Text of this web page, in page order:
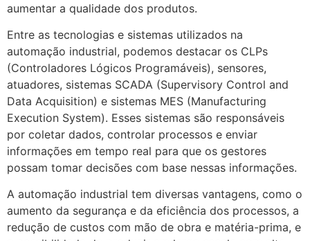
aumentar a qualidade dos produtos.
Entre as tecnologias e sistemas utilizados na
automação industrial, podemos destacar os CLPs
(Controladores Lógicos Programáveis), sensores,
atuadores, sistemas SCADA (Supervisory Control and
Data Acquisition) e sistemas MES (Manufacturing
Execution System). Esses sistemas são responsáveis
por coletar dados, controlar processos e enviar
informações em tempo real para que os gestores
possam tomar decisões com base nessas informações.
A automação industrial tem diversas vantagens, como o
aumento da segurança e da eficiência dos processos, a
redução de custos com mão de obra e matéria-prima, e